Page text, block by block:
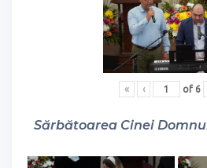
« ‹ of 6
Sărbătoarea Cinei